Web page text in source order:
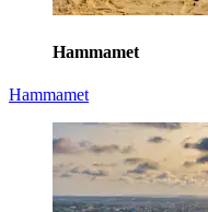
Hammamet
Hammamet